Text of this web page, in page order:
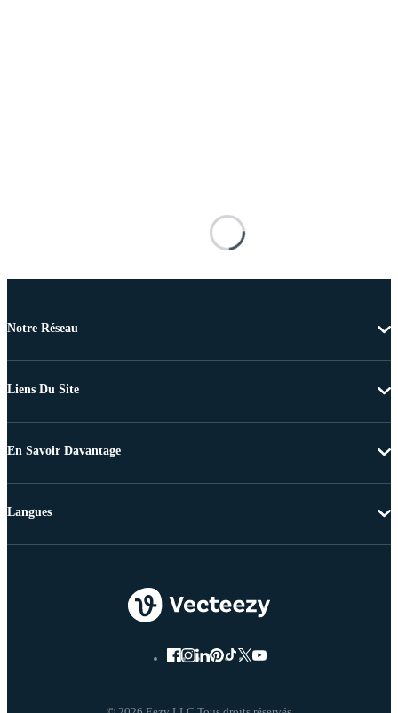
Notre Réseau
Liens Du Site
En Savoir Davantage
Langues